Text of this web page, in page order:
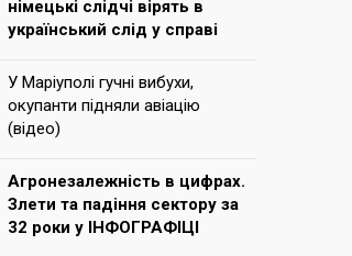
німецькі слідчі вірять в
український слід у справі
У Маріуполі гучні вибухи,
окупанти підняли авіацію
(відео)
Агронезалежність в цифрах.
Злети та падіння сектору за
32 роки у ІНФОГРАФІЦІ